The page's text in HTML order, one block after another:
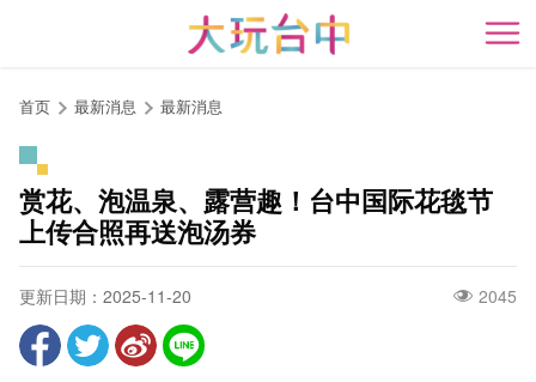
开
首页 最新消息 最新消息
赏花、泡温泉、露营趣！台中国际花毯节
上传合照再送泡汤券
更新日期：2025-11-20 2045